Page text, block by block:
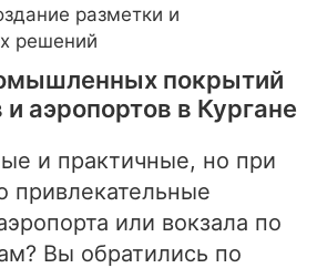
разметки и
решений
покрытий
аэропортов в Кургане
и практичные, но при
привлекательные
или вокзала по
Вы обратились по